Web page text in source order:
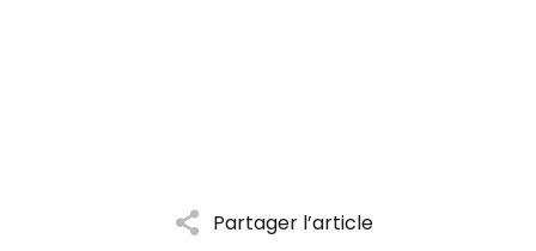
Partager l’article